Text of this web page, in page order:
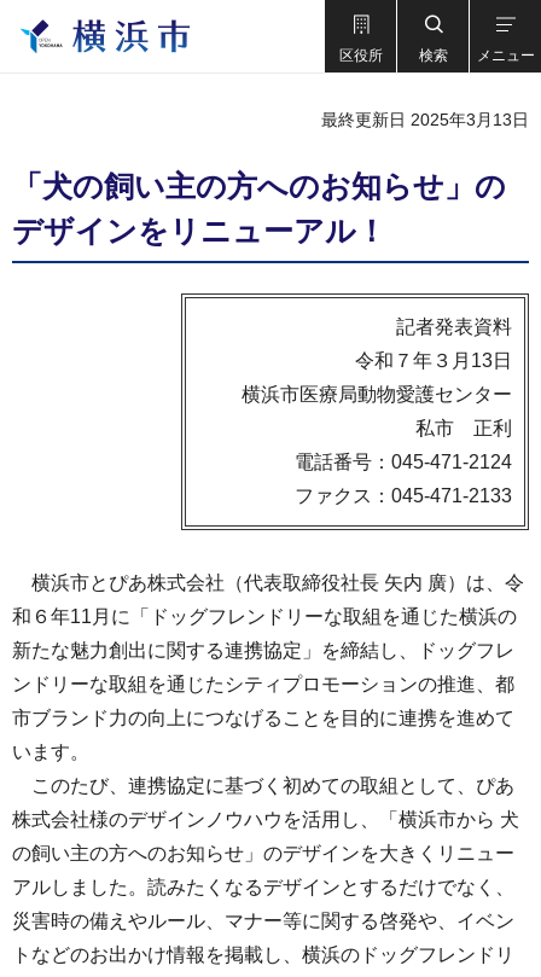
区役所 検索 メニュー
最終更新日 2025年3月13日
「犬の飼い主の方へのお知らせ」の
デザインをリニューアル！
記者発表資料
令和７年３月13日
横浜市医療局動物愛護センター
私市 正利
電話番号：045-471-2124
ファクス：045-471-2133
横浜市とぴあ株式会社（代表取締役社長 矢内 廣）は、令
和６年11月に「ドッグフレンドリーな取組を通じた横浜の
新たな魅力創出に関する連携協定」を締結し、ドッグフレ
ンドリーな取組を通じたシティプロモーションの推進、都
市ブランド力の向上につなげることを目的に連携を進めて
います。
このたび、連携協定に基づく初めての取組として、ぴあ
株式会社様のデザインノウハウを活用し、「横浜市から 犬
の飼い主の方へのお知らせ」のデザインを大きくリニュー
アルしました。読みたくなるデザインとするだけでなく、
災害時の備えやルール、マナー等に関する啓発や、イベン
トなどのお出かけ情報を掲載し、横浜のドッグフレンドリ